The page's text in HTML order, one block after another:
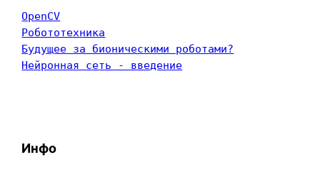
OpenCV
Робототехника
Будущее за бионическими роботами?
Нейронная сеть - введение
Инфо